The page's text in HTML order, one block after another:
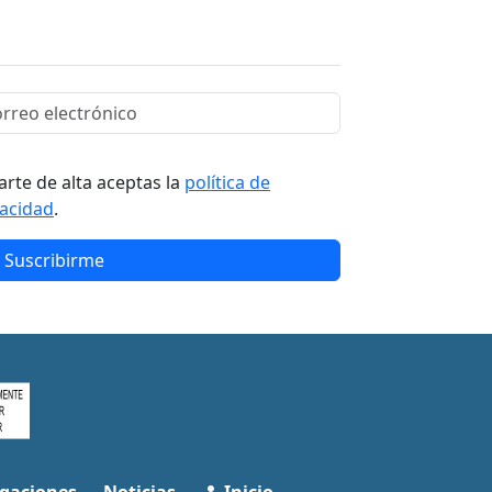
de alta aceptas la política de
.
Suscribirme